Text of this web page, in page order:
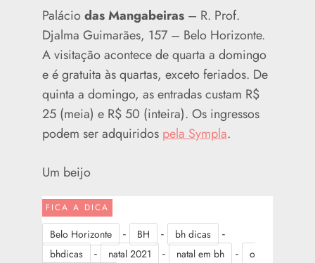
Paláciodas Mangabeiras – R. Prof.
Djalma Guimarães, 157 – Belo Horizonte.
A visitação acontece de quarta a domingo
e é gratuita às quartas, exceto feriados. De
quinta a domingo, as entradas custam R$
25 (meia) e R$ 50 (inteira). Os ingressos
podem ser adquiridos pela Sympla.
Um beijo
FICA A DICA
Belo Horizonte - BH - bh dicas -
bhdicas - natal 2021 - natal em bh -
o